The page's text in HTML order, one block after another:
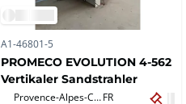
A1-46801-5
PROMECO EVOLUTION 4-562
Vertikaler Sandstrahler
Provence-Alpes-Côte d'Azur,FR